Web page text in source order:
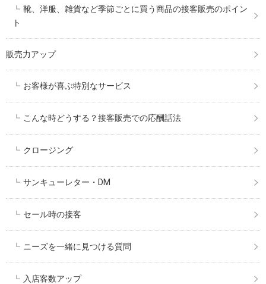
靴、洋服、雑貨など季節ごとに買う商品の接客販売のポイン
ト
販売力アップ
お客様が喜ぶ特別なサービス
こんな時どうする？接客販売での応酬話法
クロージング
サンキューレター・DM
セール時の接客
ニーズを一緒に見つける質問
入店客数アップ